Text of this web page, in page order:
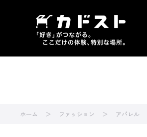
ホーム ファッション アパレル